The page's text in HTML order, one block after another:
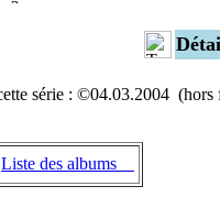
série : ©04.03.2004 (hors
Liste des albums